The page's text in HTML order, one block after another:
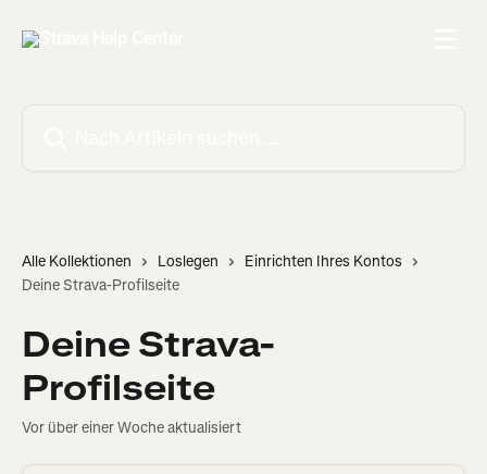
Alle Kollektionen Loslegen
Einrichten Ihres Kontos
Deine Strava-Profilseite
Deine Strava-
Profilseite
Vor über einer Woche aktualisiert